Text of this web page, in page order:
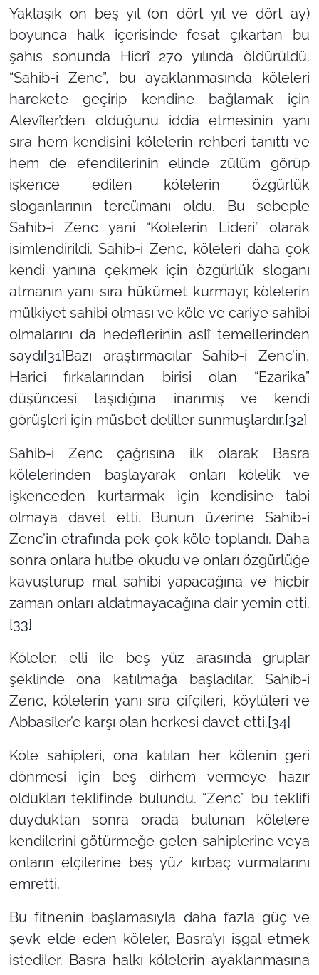
Yaklaşık on beş yıl (on dört yıl ve dört ay)
boyunca halk içerisinde fesat çıkartan bu
şahıs sonunda Hicrî 270 yılında öldürüldü.
“Sahib-i Zenc”, bu ayaklanmasında köleleri
harekete geçirip kendine bağlamak için
Alevîler’den olduğunu iddia etmesinin yanı
sıra hem kendisini kölelerin rehberi tanıttı ve
hem de efendilerinin elinde zülüm görüp
işkence edilen kölelerin özgürlük
sloganlarının tercümanı oldu. Bu sebeple
Sahib-i Zenc yani “Kölelerin Lideri” olarak
isimlendirildi. Sahib-i Zenc, köleleri daha çok
kendi yanına çekmek için özgürlük sloganı
atmanın yanı sıra hükümet kurmayı; kölelerin
mülkiyet sahibi olması ve köle ve cariye sahibi
olmalarını da hedeflerinin aslî temellerinden
saydı[31]Bazı araştırmacılar Sahib-i Zenc’in,
Haricî fırkalarından birisi olan “Ezarika”
düşüncesi taşıdığına inanmış ve kendi
görüşleri için müsbet deliller sunmuşlardır.[32]
Sahib-i Zenc çağrısına ilk olarak Basra
kölelerinden başlayarak onları kölelik ve
işkenceden kurtarmak için kendisine tabi
olmaya davet etti. Bunun üzerine Sahib-i
Zenc’in etrafında pek çok köle toplandı. Daha
sonra onlara hutbe okudu ve onları özgürlüğe
kavuşturup mal sahibi yapacağına ve hiçbir
zaman onları aldatmayacağına dair yemin etti.
[33]
Köleler, elli ile beş yüz arasında gruplar
şeklinde ona katılmağa başladılar. Sahib-i
Zenc, kölelerin yanı sıra çifçileri, köylüleri ve
Abbasîler’e karşı olan herkesi davet etti.[34]
Köle sahipleri, ona katılan her kölenin geri
dönmesi için beş dirhem vermeye hazır
oldukları teklifinde bulundu. “Zenc” bu teklifi
duyduktan sonra orada bulunan kölelere
kendilerini götürmeğe gelen sahiplerine veya
onların elçilerine beş yüz kırbaç vurmalarını
emretti.
Bu fitnenin başlamasıyla daha fazla güç ve
şevk elde eden köleler, Basra’yı işgal etmek
istediler. Basra halkı kölelerin ayaklanmasına